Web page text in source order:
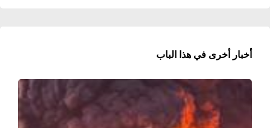
أخبار أخرى في هذا الباب